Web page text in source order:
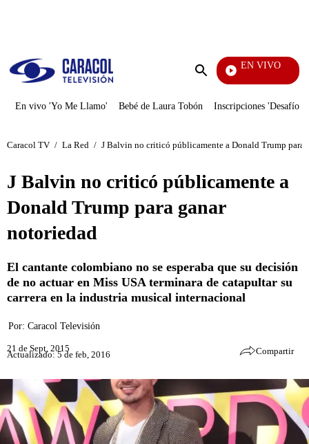
Enviar
EN VIVO
En vivo 'Yo Me Llamo' Bebé de Laura Tobón Inscripciones 'Desafío'
Caracol TV / La Red / J Balvin no criticó públicamente a Donald Trump para
J Balvin no criticó públicamente a
Donald Trump para ganar
notoriedad
El cantante colombiano no se esperaba que su decisión
de no actuar en Miss USA terminara de catapultar su
carrera en la industria musical internacional
Por: Caracol Televisión
21 de Sept, 2015
Actualizado: 5 de feb, 2016 Compartir